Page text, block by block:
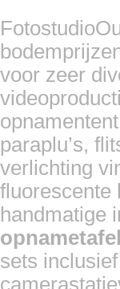
voor zeer
paraplu’s,
verlichting
fluorescente
handmatige
sets